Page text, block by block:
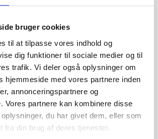
bruger cookies
til at tilpasse vores indhold og
dig funktioner til sociale medier og til
trafik. Vi deler også oplysninger om
hjemmeside med vores partnere inden
annonceringspartnere og
Vores partnere kan kombinere disse
du har givet dem, eller som
fra din brug af deres tjenester.
til sommerperioden?
til en elektrisk flåde
rabatter
nyhedsbrev og modtag de
samt gode tilbud og rabatter.